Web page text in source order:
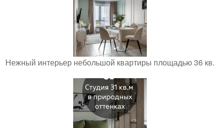
Нежный интерьер небольшой квартиры площадью 36 кв.